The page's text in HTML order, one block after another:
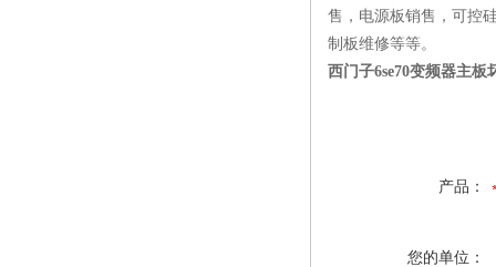
售，电源板销售，可控
制板维修等等。
西门子6se70变频器主
产品：
您的单位：